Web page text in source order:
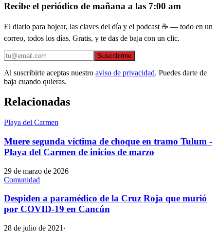
Recibe el periódico de mañana a las 7:00 am
El diario para hojear, las claves del día y el podcast ☕ — todo en un
correo, todos los días. Gratis, y te das de baja con un clic.
Suscribirme
Al suscribirte aceptas nuestro aviso de privacidad. Puedes darte de
baja cuando quieras.
Relacionadas
Playa del Carmen
Muere segunda víctima de choque en tramo Tulum -
Playa del Carmen de inicios de marzo
29 de marzo de 2026
Comunidad
Despiden a paramédico de la Cruz Roja que murió
por COVID-19 en Cancún
28 de julio de 2021 ·